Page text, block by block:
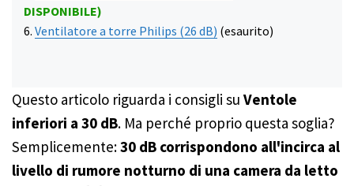
DISPONIBILE)
Ventilatore a torre Philips (26 dB) (esaurito)
Questo articolo riguarda i consigli su Ventole
inferiori a 30 dB. Ma perché proprio questa soglia?
Semplicemente:30 dB corrispondono all'incirca al
livello di rumore notturno di una camera da letto